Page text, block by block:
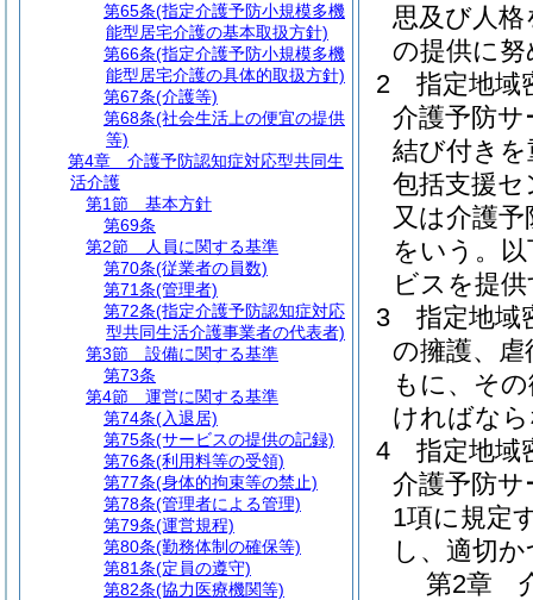
思及び人
の提供に
2
指定地域
介護予防
結び付きを
包括支援
又は介護
をいう。
ビスを提
3
指定地域
の擁護、
もに、そ
ければな
4
指定地域
介護予防
1項に規定
し、適切
第2章
第65条(指定介護予防小規模多機
能型居宅介護の基本取扱方針)
第66条(指定介護予防小規模多機
能型居宅介護の具体的取扱方針)
第67条(介護等)
第68条(社会生活上の便宜の提供
等)
第4章
介護予防認知症対応型共同生
活介護
第1節
基本方針
第69条
第2節
人員に関する基準
第70条(従業者の員数)
第71条(管理者)
第72条(指定介護予防認知症対応
型共同生活介護事業者の代表者)
第3節
設備に関する基準
第73条
第4節
運営に関する基準
第74条(入退居)
第75条(サービスの提供の記録)
第76条(利用料等の受領)
第77条(身体的拘束等の禁止)
第78条(管理者による管理)
第79条(運営規程)
第80条(勤務体制の確保等)
第81条(定員の遵守)
第82条(協力医療機関等)